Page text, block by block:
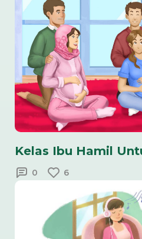
Kelas Ibu Hamil
0 6